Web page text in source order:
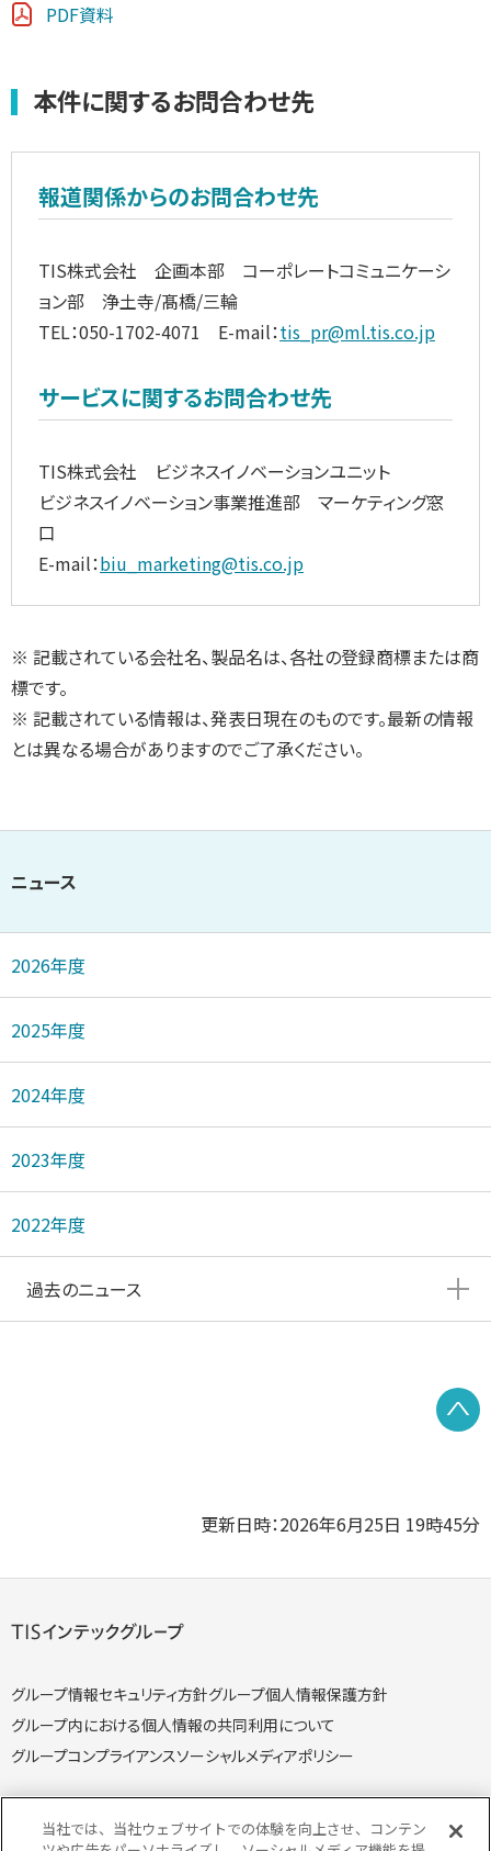
PDF資料
本件に関するお問合わせ先
報道関係からのお問合わせ先
TIS株式会社 企画本部 コーポレートコミュニケーシ
ョン部 浄土寺/髙橋/三輪
TEL：050-1702-4071 E-mail：tis_pr@ml.tis.co.jp
サービスに関するお問合わせ先
TIS株式会社 ビジネスイノベーションユニット
ビジネスイノベーション事業推進部 マーケティング窓
口
E-mail：biu_marketing@tis.co.jp
※ 記載されている会社名、製品名は、各社の登録商標または商
標です。
※ 記載されている情報は、発表日現在のものです。最新の情報
とは異なる場合がありますのでご了承ください。
ニュース
2026年度
2025年度
2024年度
2023年度
2022年度
過去のニュース
更新日時：2026年6月25日 19時45分
グループ情報セキュリティ方針グループ個人情報保護方針
グループ内における個人情報の共同利用について
グループコンプライアンスソーシャルメディアポリシー
当社では、当社ウェブサイトでの体験を向上させ、コンテン